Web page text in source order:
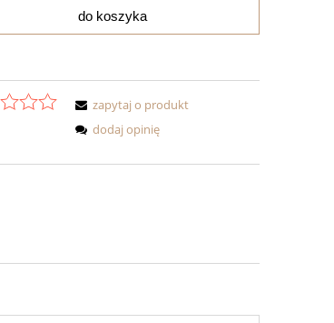
do koszyka
zapytaj o produkt
dodaj opinię